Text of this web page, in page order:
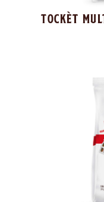
Tockèt